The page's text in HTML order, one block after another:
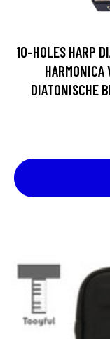
10-HOLES HARP
HARMONICA
DIATONISCHE